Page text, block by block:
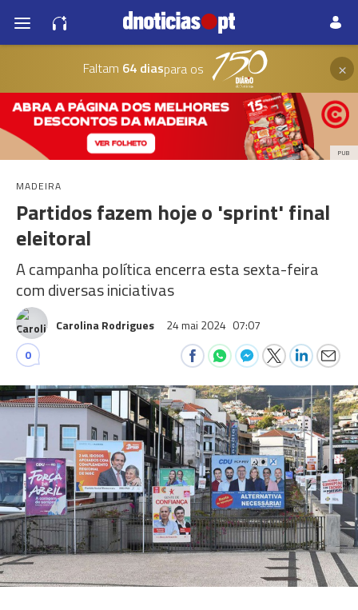
Faltam 64 diaspara os ×
PUB
MADEIRA
Partidos fazem hoje o 'sprint' final
eleitoral
A campanha política encerra esta sexta-feira
com diversas iniciativas
Carolina Rodrigues 24 mai 2024 07:07
0